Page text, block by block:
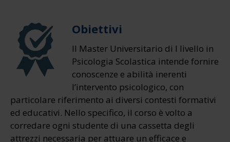
Obiettivi
ll Master Universitario di I livello in
Psicologia Scolastica intende fornire
conoscenze e abilità inerenti
l’intervento psicologico, con
particolare riferimento ai diversi contesti formativi
ed educativi. Nello specifico, il corso è volto a
corredare ogni studente di una cassetta degli
attrezzi necessaria per attuare un efficace e